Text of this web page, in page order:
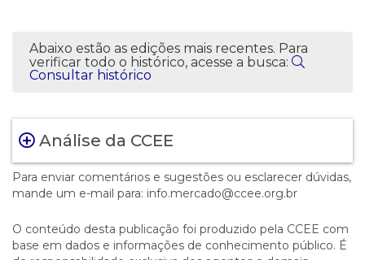
Abaixo estão as edições mais recentes. Para
verificar todo o histórico, acesse a busca:
Consultar histórico
Análise da CCEE
Para enviar comentários e sugestões ou esclarecer dúvidas,
mande um e-mail para: info.mercado@ccee.org.br
O conteúdo desta publicação foi produzido pela CCEE com
base em dados e informações de conhecimento público. É